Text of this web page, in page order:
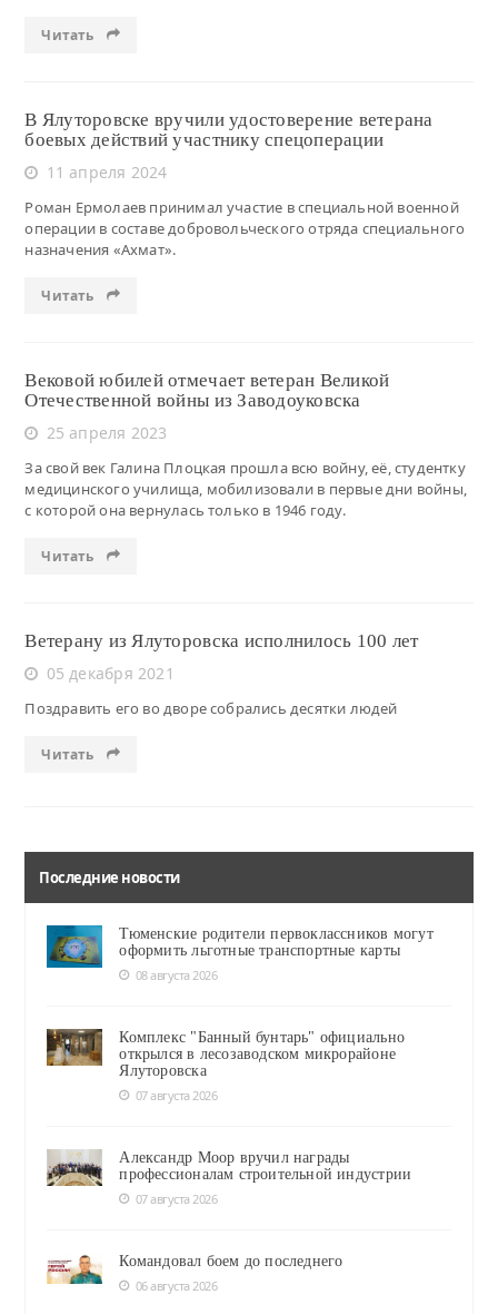
Читать
В Ялуторовске вручили удостоверение ветерана
боевых действий участнику спецоперации
11 апреля 2024
Роман Ермолаев принимал участие в специальной военной
операции в составе добровольческого отряда специального
назначения «Ахмат».
Читать
Вековой юбилей отмечает ветеран Великой
Отечественной войны из Заводоуковска
25 апреля 2023
За свой век Галина Плоцкая прошла всю войну, её, студентку
медицинского училища, мобилизовали в первые дни войны,
с которой она вернулась только в 1946 году.
Читать
Ветерану из Ялуторовска исполнилось 100 лет
05 декабря 2021
Поздравить его во дворе собрались десятки людей
Читать
Последние новости
Тюменские родители первоклассников могут
оформить льготные транспортные карты
08 августа 2026
Комплекс "Банный бунтарь" официально
открылся в лесозаводском микрорайоне
Ялуторовска
07 августа 2026
Александр Моор вручил награды
профессионалам строительной индустрии
07 августа 2026
Командовал боем до последнего
06 августа 2026